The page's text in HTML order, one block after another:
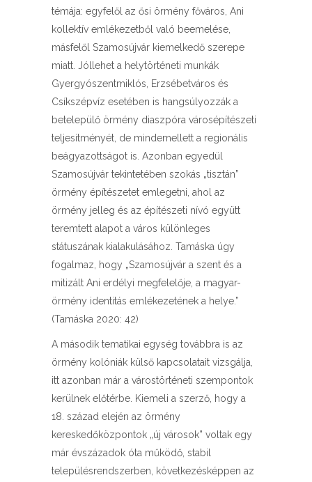
témája: egyfelől az ősi örmény főváros, Ani
kollektív emlékezetből való beemelése,
másfelől Szamosújvár kiemelkedő szerepe
miatt. Jóllehet a helytörténeti munkák
Gyergyószentmiklós, Erzsébetváros és
Csíkszépvíz esetében is hangsúlyozzák a
betelepülő örmény diaszpóra városépítészeti
teljesítményét, de mindemellett a regionális
beágyazottságot is. Azonban egyedül
Szamosújvár tekintetében szokás „tisztán”
örmény építészetet emlegetni, ahol az
örmény jelleg és az építészeti nívó együtt
teremtett alapot a város különleges
státuszának kialakulásához. Tamáska úgy
fogalmaz, hogy „Szamosújvár a szent és a
mitizált Ani erdélyi megfelelője, a magyar-
örmény identitás emlékezetének a helye.”
(Tamáska 2020: 42)
A második tematikai egység továbbra is az
örmény kolóniák külső kapcsolatait vizsgálja,
itt azonban már a várostörténeti szempontok
kerülnek előtérbe. Kiemeli a szerző, hogy a
18. század elején az örmény
kereskedőközpontok „új városok” voltak egy
már évszázadok óta működő, stabil
településrendszerben, következésképpen az